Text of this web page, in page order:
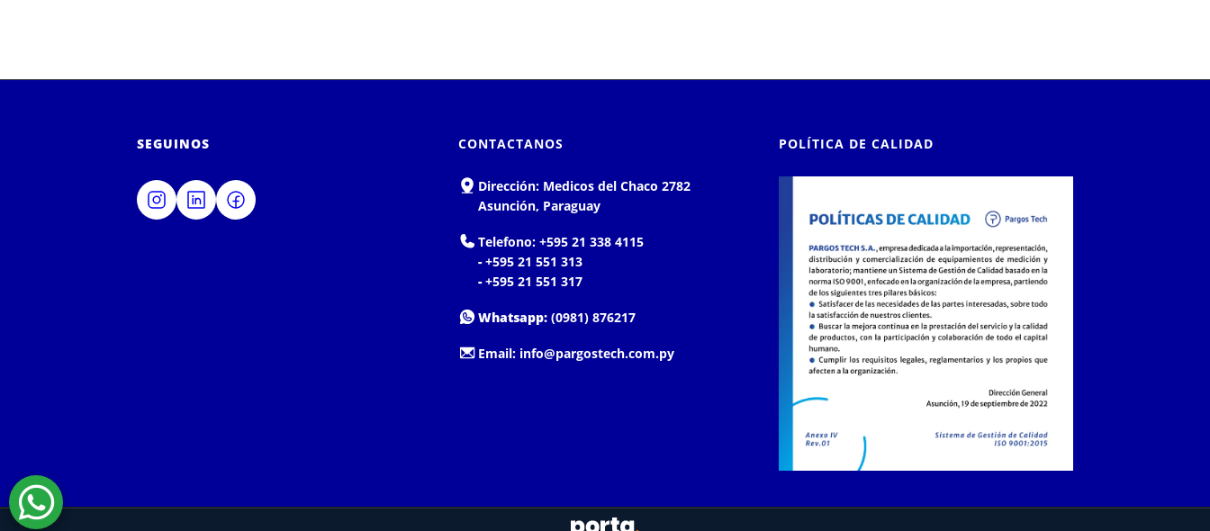
SEGUINOS CONTACTANOS
Dirección: Medicos del Chaco 2782
Asunción, Paraguay
Telefono: +595 21 338 4115
-+595 21 551 313
-+595 21 551 317
Whatsapp: (0981) 876217
Email: info@pargostech.com.py
POLÍTICA DE CALIDAD